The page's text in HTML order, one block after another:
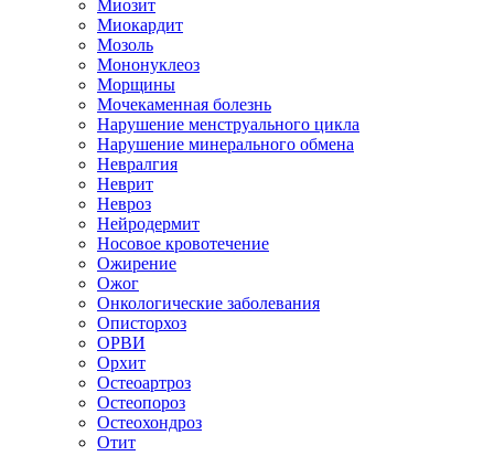
Миозит
Миокардит
Мозоль
Мононуклеоз
Морщины
Мочекаменная болезнь
Нарушение менструального цикла
Нарушение минерального обмена
Невралгия
Неврит
Невроз
Нейродермит
Носовое кровотечение
Ожирение
Ожог
Онкологические заболевания
Описторхоз
ОРВИ
Орхит
Остеоартроз
Остеопороз
Остеохондроз
Отит